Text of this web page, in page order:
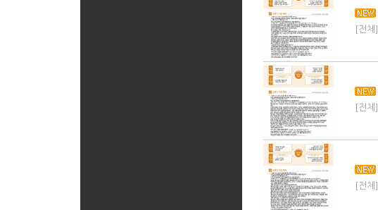
[전체]
[전체]
[전체]